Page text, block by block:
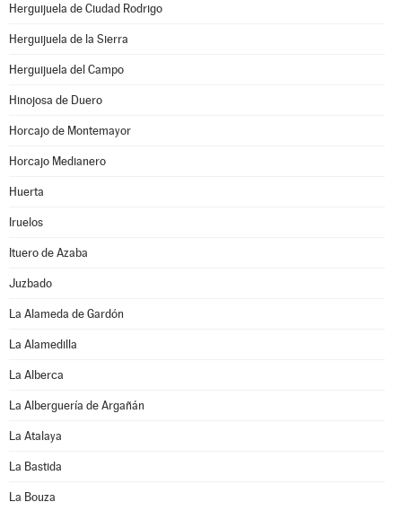
Herguijuela de Ciudad Rodrigo
Herguijuela de la Sierra
Herguijuela del Campo
Hinojosa de Duero
Horcajo de Montemayor
Horcajo Medianero
Huerta
Iruelos
Ituero de Azaba
Juzbado
La Alameda de Gardón
La Alamedilla
La Alberca
La Alberguería de Argañán
La Atalaya
La Bastida
La Bouza